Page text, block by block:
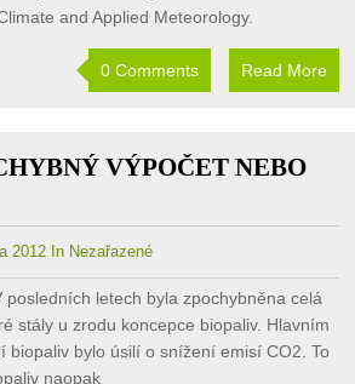
and Applied Meteorology.
0 Comments Read More
VÝPOČET NEBO
2012 In Nezařazené
posledních letech byla zpochybněna celá
stály u zrodu koncepce biopaliv. Hlavním
biopaliv bylo úsilí o snížení emisí CO2. To
naopak